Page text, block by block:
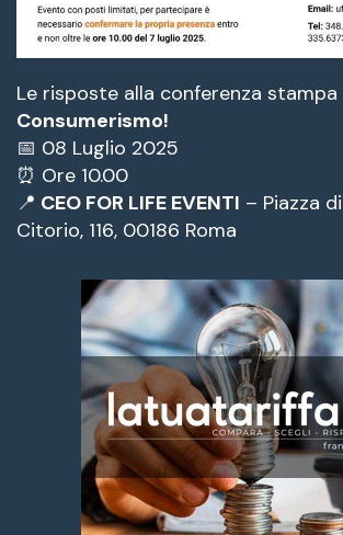
Le risposte alla conferenza stampa
Consumerismo!
📅 08 Luglio 2025
⏰ Ore 10.00
📍 CEO FOR LIFE EVENTI – Piazza
Citorio, 116, 00186 Roma